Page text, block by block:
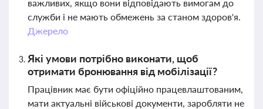
важливих, якщо вони відповідають вимогам до
служби і не мають обмежень за станом здоров'я.
Джерело
Які умови потрібно виконати, щоб
отримати бронювання від мобілізації?
Працівник має бути офіційно працевлаштованим,
мати актуальні військові документи, заробляти не